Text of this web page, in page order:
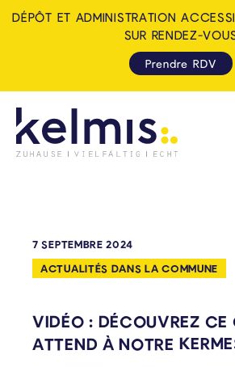
DÉPÔT ET ADMINISTRATION
SUR RENDEZ-
Prendre RDV
7 SEPTEMBRE 2024
ACTUALITÉS DANS LA COMMUNE
VIDÉO : DÉCOUVREZ CE
ATTEND À NOTRE